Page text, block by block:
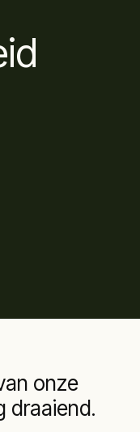
onze
draaiend.